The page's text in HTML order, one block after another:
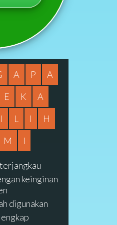
A P
A
E K
A
I L I
H
M I
keinginan
digunakan